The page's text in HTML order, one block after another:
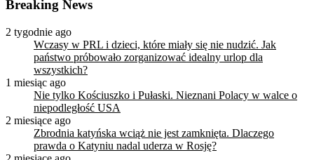
Breaking News
2 tygodnie ago
Wczasy w PRL i dzieci, które miały się nie nudzić. Jak
państwo próbowało zorganizować idealny urlop dla
wszystkich?
1 miesiąc ago
Nie tylko Kościuszko i Pułaski. Nieznani Polacy w walce o
niepodległość USA
2 miesiące ago
Zbrodnia katyńska wciąż nie jest zamknięta. Dlaczego
prawda o Katyniu nadal uderza w Rosję?